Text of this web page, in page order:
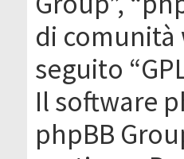
di comunità
seguito
Il software
phpBB